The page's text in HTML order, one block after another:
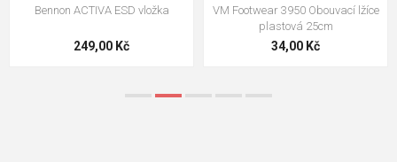
VM Footwear 3009 Vkládací stélka
124,00 Kč
VM Footwear 3102 Tkaničky
ploché
18,70 Kč